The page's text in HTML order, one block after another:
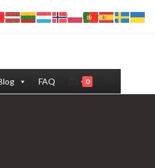
FAQ Blog
FAQ 0